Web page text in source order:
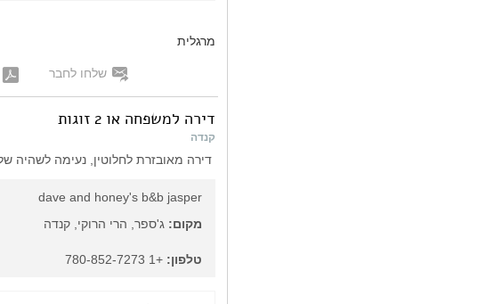
מרגלית
שלחו לחבר
דירה למשפחה או 2 זוגות
קנדה
דירה מאובזרת לחלוטין, נעימה לשהיה של משפחה או 2 זוגות.
dave and honey's b&b jasper
מקום: ג'ספר, הרי הרוקי, קנדה
טלפון: +1 780-852-7273